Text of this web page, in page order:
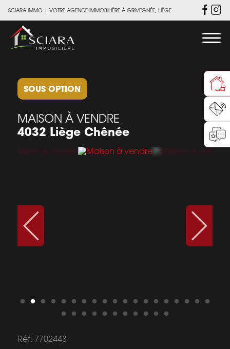
SCIARA IMMO | VOTRE AGENCE IMMOBILIÈRE À GRIVEGNÉE, LIÈGE
SOUS OPTION
MAISON À VENDRE
4032 Liège Chênée
Réf. 7702443